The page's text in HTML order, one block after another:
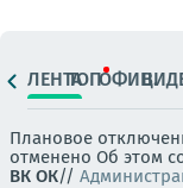
ЛЕНТАТОПОФИЦ.
Плановое
отменено Об этом
ВК ОК//